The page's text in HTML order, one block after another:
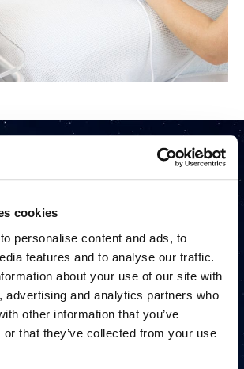
cookies
personalise content and ads, to
features and to analyse our traffic.
about your use of our site with
advertising and analytics partners who
other information that you’ve
or that they’ve collected from your use
más detalles sobre los
de Zemits Aesthetic
este formulario y nos
en contacto con usted lo